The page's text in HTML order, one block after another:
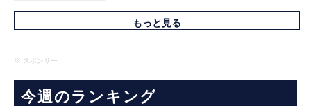
もっと見る
※ スポンサー
今週のランキング